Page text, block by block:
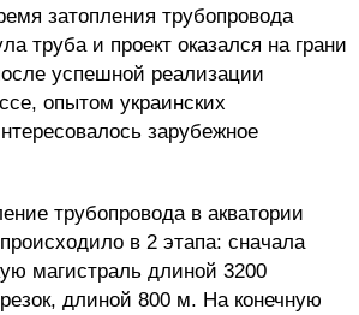
затопления трубопровода
труба и проект оказался на грани
успешной реализации
опытом украинских
зарубежное
трубопровода в акватории
в 2 этапа: сначала
магистраль длиной 3200
длиной 800 м. На конечную